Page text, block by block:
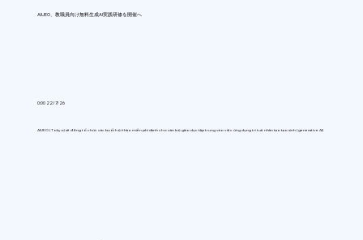
AIUEO、教職員向け無料生成AI実践研修を開催へ
0:00 22/7/26
AIUEO (Tokyo) sẽ đồng tổ chức các buổi hội thảo miễn phí dành cho cán bộ giáo dục tập trung vào việc ứng dụng trí tuệ nhân tạo tạo sinh (generative AI)